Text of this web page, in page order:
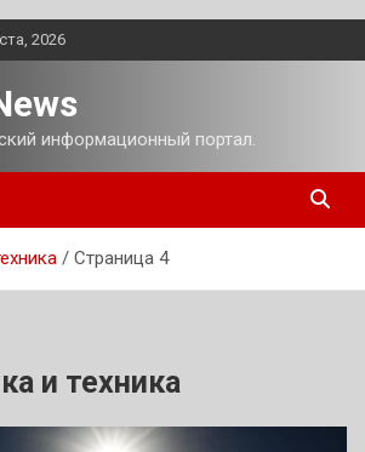
2026
информационный портал.
Страница 4
и техника